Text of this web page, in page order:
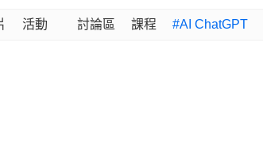
活動 討論區 課程 #AI ChatGPT